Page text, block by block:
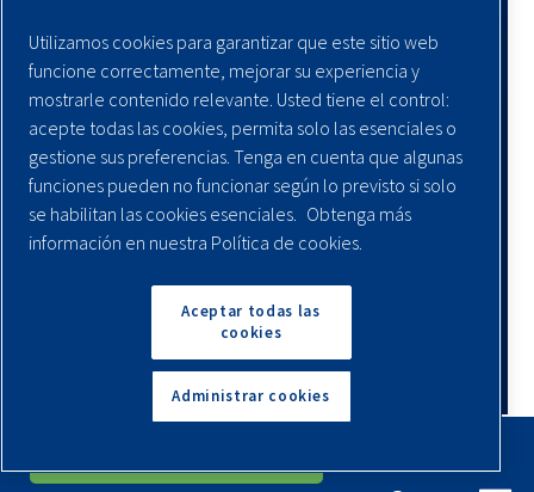
Utilizamos cookies para garantizar que este sitio web
funcione correctamente, mejorar su experiencia y
mostrarle contenido relevante. Usted tiene el control:
acepte todas las cookies, permita solo las esenciales o
gestione sus preferencias. Tenga en cuenta que algunas
funciones pueden no funcionar según lo previsto si solo
se habilitan las cookies esenciales. Obtenga más
información en nuestra Política de cookies.
Aceptar todas las
cookies
Administrar cookies